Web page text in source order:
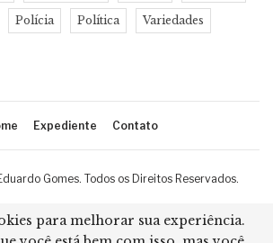
Polícia Política Variedades
Expediente Contato
Gomes. Todos os Direitos Reservados.
Ricard Cristian
para melhorar sua experiência.